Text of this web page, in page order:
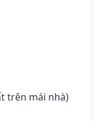
trên mái nhà)